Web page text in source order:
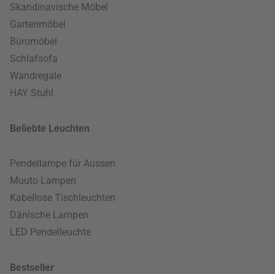
Skandinavische Möbel
Gartenmöbel
Büromöbel
Schlafsofa
Wandregale
HAY Stuhl
Beliebte Leuchten
Pendellampe für Aussen
Muuto Lampen
Kabellose Tischleuchten
Dänische Lampen
LED Pendelleuchte
Bestseller